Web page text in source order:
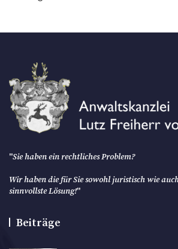
"Sie haben ein rechtliches Problem?
Wir haben die für Sie sowohl juristisch wie
sinnvollste Lösung!"
Beiträge